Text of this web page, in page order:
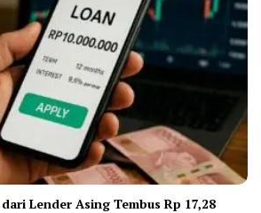
Lender Asing Tembus Rp 17,28